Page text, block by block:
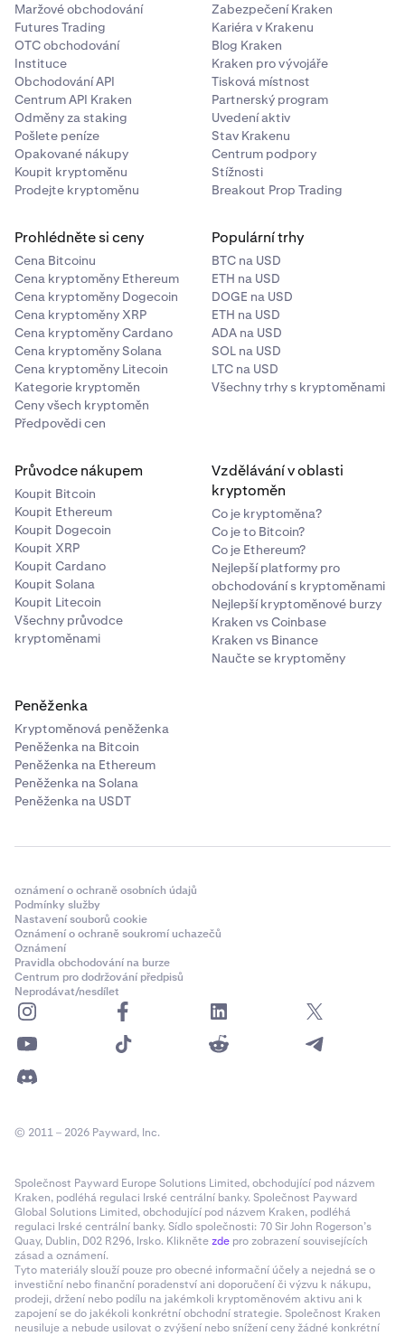
Maržové obchodování
Futures Trading
OTC obchodování
Instituce
Obchodování API
Centrum API Kraken
Odměny za staking
Pošlete peníze
Opakované nákupy
Koupit kryptoměnu
Prodejte kryptoměnu
Zabezpečení Kraken
Kariéra v Krakenu
Blog Kraken
Kraken pro vývojáře
Tisková místnost
Partnerský program
Uvedení aktiv
Stav Krakenu
Centrum podpory
Stížnosti
Breakout Prop Trading
Prohlédněte si ceny
Cena Bitcoinu
Cena kryptoměny Ethereum
Cena kryptoměny Dogecoin
Cena kryptoměny XRP
Cena kryptoměny Cardano
Cena kryptoměny Solana
Cena kryptoměny Litecoin
Kategorie kryptoměn
Ceny všech kryptoměn
Předpovědi cen
Populární trhy
BTC na USD
ETH na USD
DOGE na USD
ETH na USD
ADA na USD
SOL na USD
LTC na USD
Všechny trhy s kryptoměnami
Průvodce nákupem
Koupit Bitcoin
Koupit Ethereum
Koupit Dogecoin
Koupit XRP
Koupit Cardano
Koupit Solana
Koupit Litecoin
Všechny průvodce
kryptoměnami
Vzdělávání v oblasti
kryptoměn
Co je kryptoměna?
Co je to Bitcoin?
Co je Ethereum?
Nejlepší platformy pro
obchodování s kryptoměnami
Nejlepší kryptoměnové burzy
Kraken vs Coinbase
Kraken vs Binance
Naučte se kryptoměny
Peněženka
Kryptoměnová peněženka
Peněženka na Bitcoin
Peněženka na Ethereum
Peněženka na Solana
Peněženka na USDT
oznámení o ochraně osobních údajů
Podmínky služby
Nastavení souborů cookie
Oznámení o ochraně soukromí uchazečů
Oznámení
Pravidla obchodování na burze
Centrum pro dodržování předpisů
Neprodávat/nesdílet
© 2011 – 2026 Payward, Inc.
Společnost Payward Europe Solutions Limited, obchodující pod názvem
Kraken, podléhá regulaci Irské centrální banky. Společnost Payward
Global Solutions Limited, obchodující pod názvem Kraken, podléhá
regulaci Irské centrální banky. Sídlo společnosti: 70 Sir John Rogerson’s
Quay, Dublin, D02 R296, Irsko. Kliknětezde pro zobrazení souvisejících
zásad a oznámení.
Tyto materiály slouží pouze pro obecné informační účely a nejedná se o
investiční nebo finanční poradenství ani doporučení či výzvu k nákupu,
prodeji, držení nebo podílu na jakémkoli kryptoměnovém aktivu ani k
zapojení se do jakékoli konkrétní obchodní strategie. Společnost Kraken
neusiluje a nebude usilovat o zvýšení nebo snížení ceny žádné konkrétní